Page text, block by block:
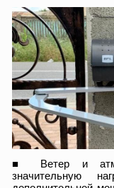
■ Ветер и
значительную